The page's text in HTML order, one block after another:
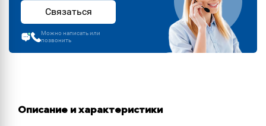
Связаться
Можно написать или
позвонить
Описание и характеристики